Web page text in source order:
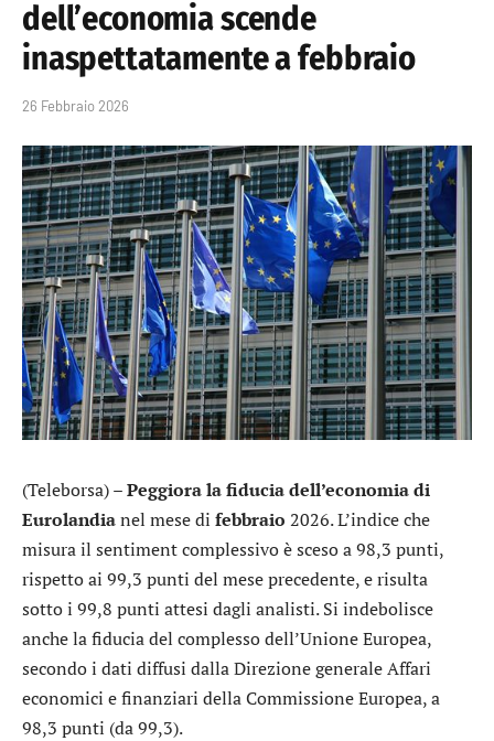
dell’economia scende
inaspettatamente a febbraio
26 Febbraio 2026
(Teleborsa) –Peggiora la fiducia dell’economia di
Eurolandianel mese di febbraio 2026. L’indice che
misura il sentiment complessivo è sceso a 98,3 punti,
rispetto ai 99,3 punti del mese precedente, e risulta
sotto i 99,8 punti attesi dagli analisti. Si indebolisce
anche la fiducia del complesso dell’Unione Europea,
secondo i dati diffusi dalla Direzione generale Affari
economici e finanziari della Commissione Europea, a
98,3 punti (da 99,3).